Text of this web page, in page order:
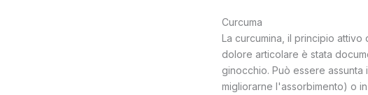
Curcuma
La curcumina, il principio
dolore articolare è stata
ginocchio. Può essere
migliorarne l'assorbimento) o